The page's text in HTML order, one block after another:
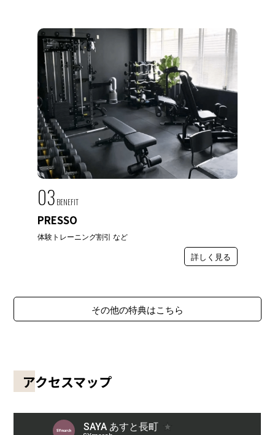
03 BENEFIT
PRESSO
体験トレーニング割引 など
詳しく見る
その他の特典はこちら
アクセスマップ